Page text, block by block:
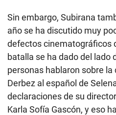
Sin embargo, Subirana
año se ha discutido muy
defectos cinematográficos
batalla se ha dado del lado
personas hablaron sobre
Derbez al español de
declaraciones de su
Karla Sofía Gascón, y eso